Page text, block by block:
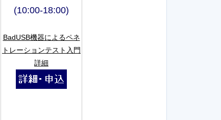
(10:00-18:00)
BadUSB機器によるペネ
トレーションテスト入門
詳細